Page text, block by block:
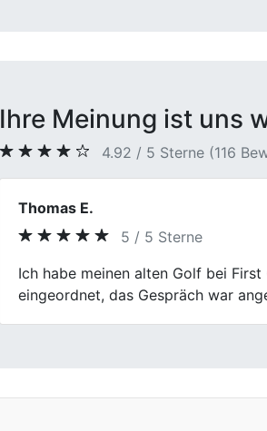
Ihre Meinung ist uns
4.92 / 5 Sterne (116
Daniel K.
5 / 5 Sterne
Für mich war wichtig, dass alles
Ablauf.